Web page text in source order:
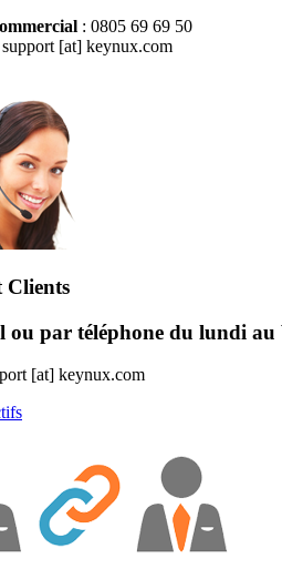
: 0805 69 69 50
support [at] keynux.com
Clients
ou par téléphone du lundi au
[at] keynux.com